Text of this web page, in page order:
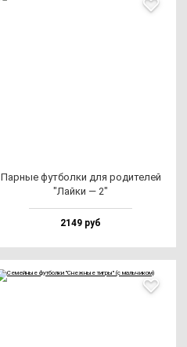
Пар­ные фут­бол­ки для ро­ди­те­лей
"Лай­ки — 2"
2149 руб